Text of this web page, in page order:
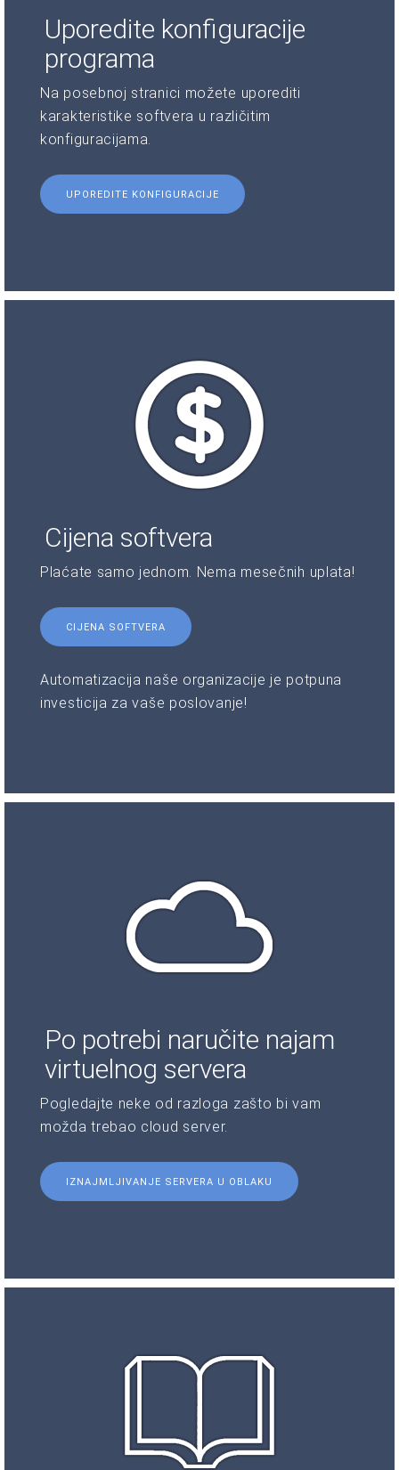
Uporedite konfiguracije
programa
Na posebnoj stranici možete uporediti
karakteristike softvera u različitim
konfiguracijama.
UPOREDITE KONFIGURACIJE
Cijena softvera
Plaćate samo jednom. Nema mesečnih uplata!
CIJENA SOFTVERA
Automatizacija naše organizacije je potpuna
investicija za vaše poslovanje!
Po potrebi naručite najam
virtuelnog servera
Pogledajte neke od razloga zašto bi vam
možda trebao cloud server.
IZNAJMLJIVANJE SERVERA U OBLAKU